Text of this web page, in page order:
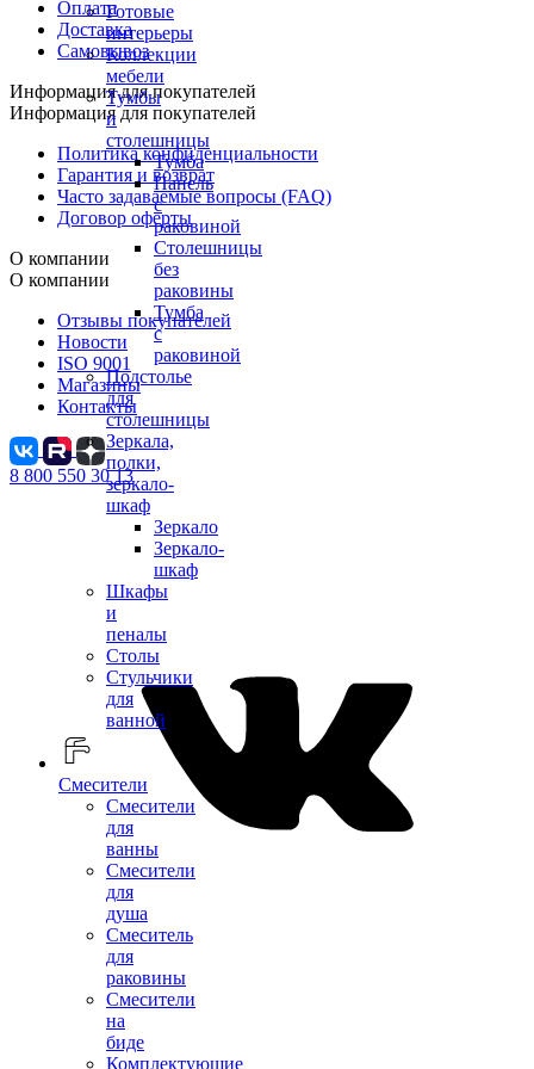
Готовые
интерьеры
Коллекции
мебели
Тумбы
и
столешницы
Тумба
Панель
с
раковиной
Столешницы
без
раковины
Тумба
с
раковиной
Подстолье
для
столешницы
Зеркала,
полки,
зеркало-
шкаф
Зеркало
Зеркало-
шкаф
Шкафы
и
пеналы
Столы
Стульчики
для
ванной
Смесители
Смесители
для
ванны
Смесители
для
душа
Смеситель
для
раковины
Смесители
на
биде
Комплектующие
Оплата
Доставка
Самовывоз
Информация для покупателей
Информация для покупателей
Политика конфиденциальности
Гарантия и возврат
Часто задаваемые вопросы (FAQ)
Договор оферты
О компании
О компании
Отзывы покупателей
Новости
ISO 9001
Магазины
Контакты
8 800 550 30 13